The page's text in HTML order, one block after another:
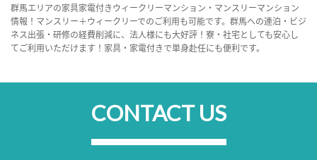
群馬エリアの家具家電付きウィークリーマンション・マンスリーマンション
情報！マンスリー＋ウィークリーでのご利用も可能です。群馬への連泊・ビジ
ネス出張・研修の経費削減に、法人様にも大好評！寮・社宅としても安心し
てご利用いただけます！家具・家電付きで単身赴任にも便利です。
CONTACT US